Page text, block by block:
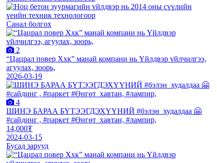
Санал болгох
2
“Цацрал повер Ххк” манай компани нь Үйлдвэр үйлчилгээ,
агуулах, зоорь,
2026-03-19
4
ШИНЭ БАРАА БҮТЭЭГДЭХҮҮНИЙ #бэлэн_худалдаа 🤗
#сайдинг , #паркет #Өнгөт_хавтан, #лампир,
14,000₮
2024-03-15
Бусад зарууд